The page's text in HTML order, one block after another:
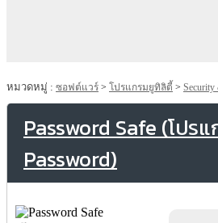
หมวดหมู่ : ซอฟต์แวร์ > โปรแกรมยูทิลิตี้ > Security
Password Safe (โปร
Password)